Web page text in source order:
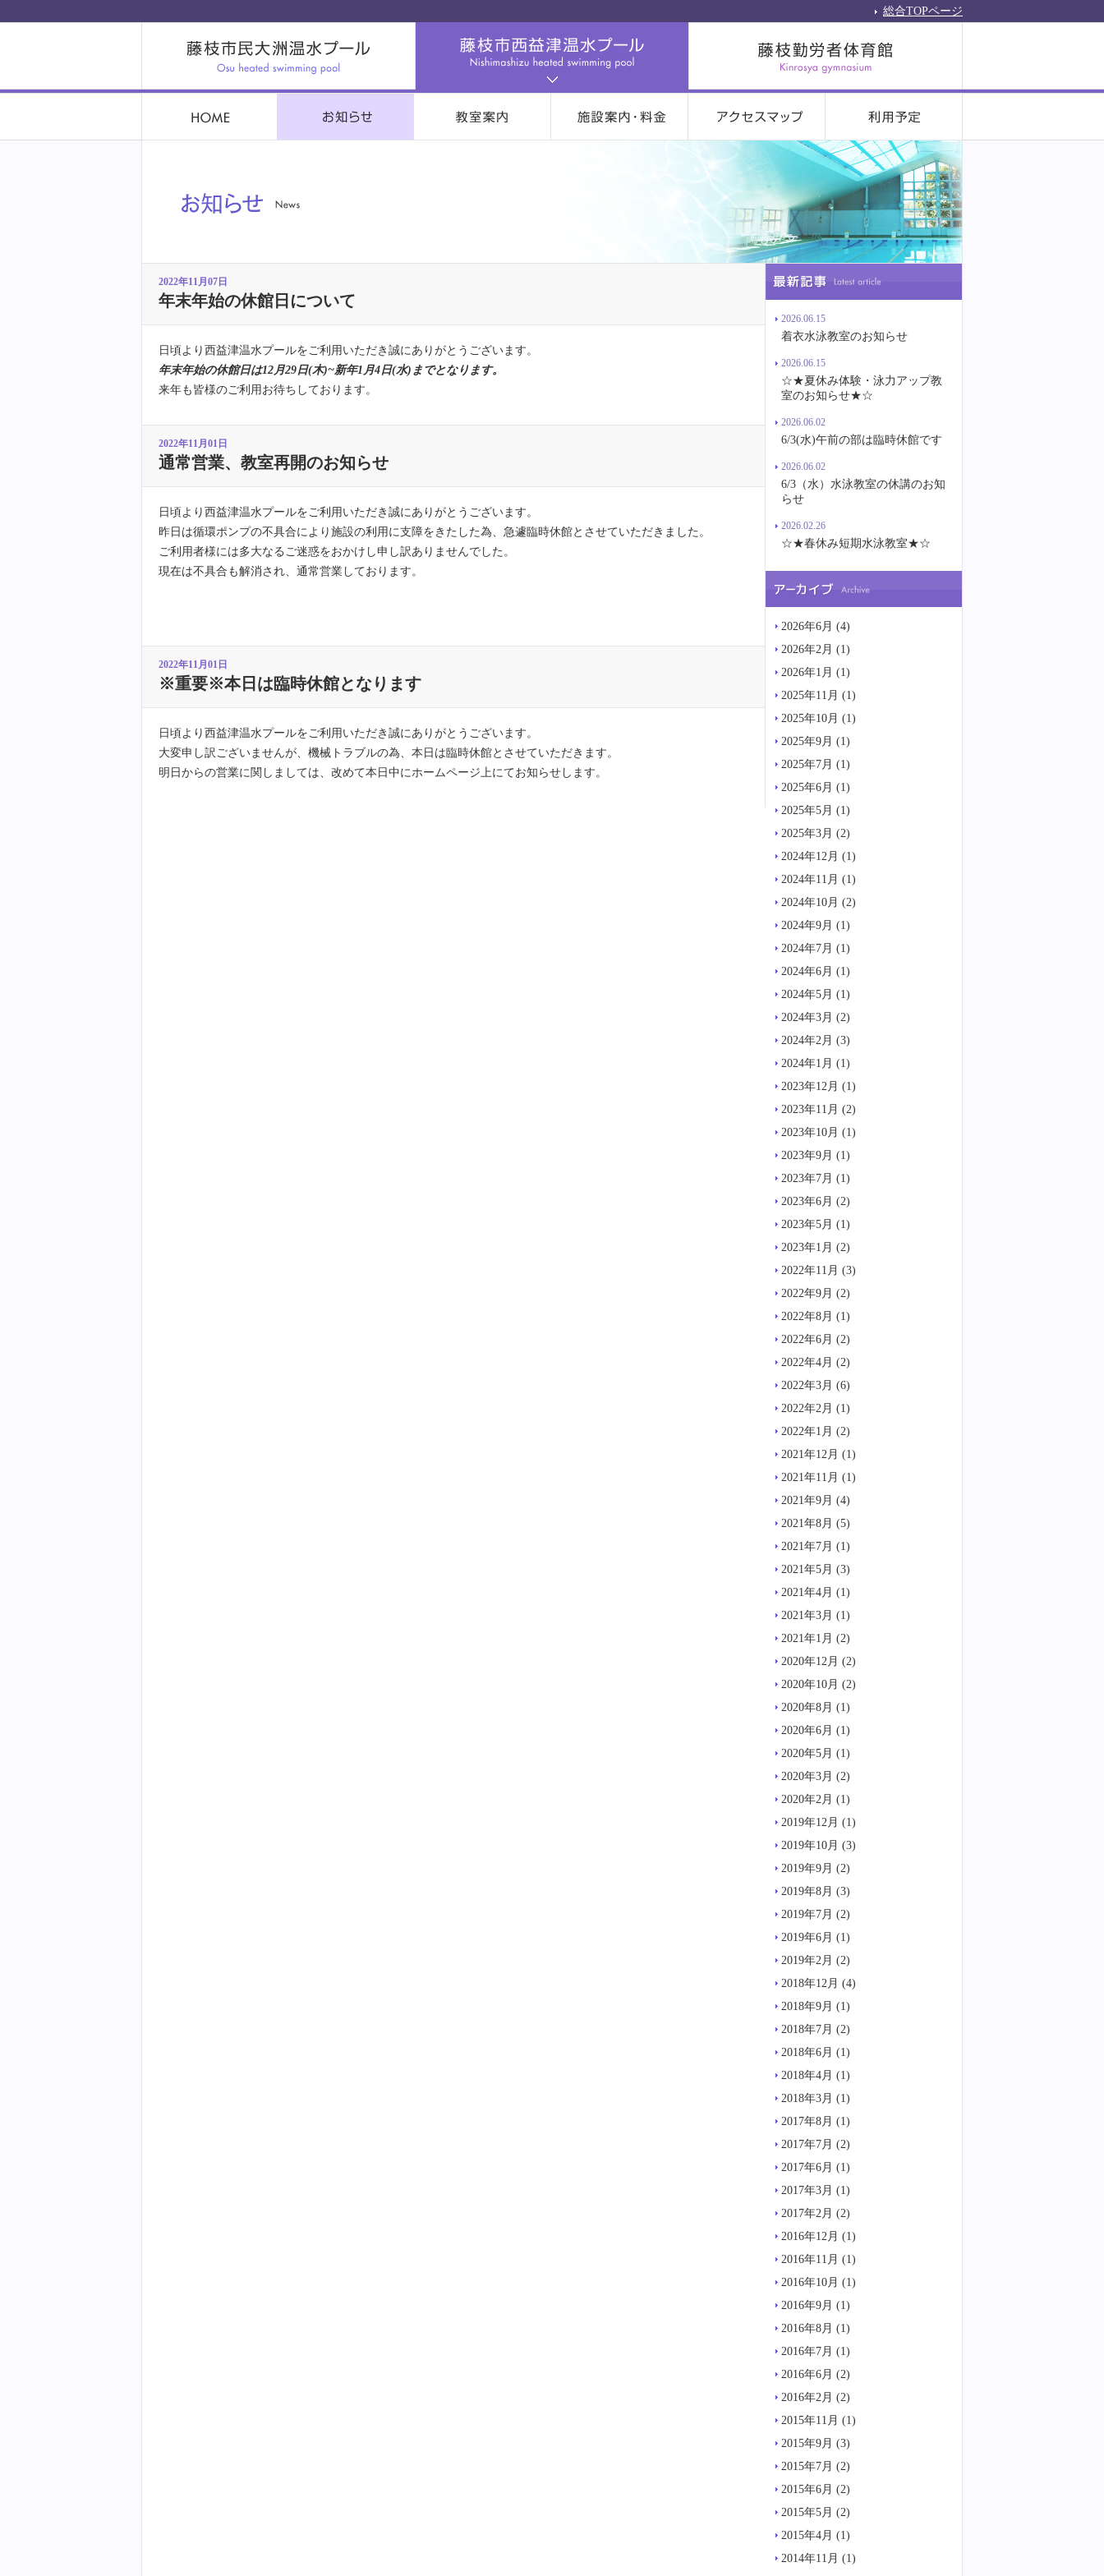
総合TOPページ
2022年11月07日
年末年始の休館日について
日頃より西益津温水プールをご利用いただき誠にありがとうございます。
年末年始の休館日は12月29日(木)~新年1月4日(水)までとなります。
来年も皆様のご利用お待ちしております。
2022年11月01日
通常営業、教室再開のお知らせ
日頃より西益津温水プールをご利用いただき誠にありがとうございます。
昨日は循環ポンプの不具合により施設の利用に支障をきたした為、急遽臨時休館とさせていただきました。
ご利用者様には多大なるご迷惑をおかけし申し訳ありませんでした。
現在は不具合も解消され、通常営業しております。
2022年11月01日
※重要※本日は臨時休館となります
日頃より西益津温水プールをご利用いただき誠にありがとうございます。
大変申し訳ございませんが、機械トラブルの為、本日は臨時休館とさせていただきます。
明日からの営業に関しましては、改めて本日中にホームページ上にてお知らせします。
2026.06.15
着衣水泳教室のお知らせ
2026.06.15
☆★夏休み体験・泳力アップ教
室のお知らせ★☆
2026.06.02
6/3(水)午前の部は臨時休館です
2026.06.02
6/3（水）水泳教室の休講のお知
らせ
2026.02.26
☆★春休み短期水泳教室★☆
2026年6月 (4)
2026年2月 (1)
2026年1月 (1)
2025年11月 (1)
2025年10月 (1)
2025年9月 (1)
2025年7月 (1)
2025年6月 (1)
2025年5月 (1)
2025年3月 (2)
2024年12月 (1)
2024年11月 (1)
2024年10月 (2)
2024年9月 (1)
2024年7月 (1)
2024年6月 (1)
2024年5月 (1)
2024年3月 (2)
2024年2月 (3)
2024年1月 (1)
2023年12月 (1)
2023年11月 (2)
2023年10月 (1)
2023年9月 (1)
2023年7月 (1)
2023年6月 (2)
2023年5月 (1)
2023年1月 (2)
2022年11月 (3)
2022年9月 (2)
2022年8月 (1)
2022年6月 (2)
2022年4月 (2)
2022年3月 (6)
2022年2月 (1)
2022年1月 (2)
2021年12月 (1)
2021年11月 (1)
2021年9月 (4)
2021年8月 (5)
2021年7月 (1)
2021年5月 (3)
2021年4月 (1)
2021年3月 (1)
2021年1月 (2)
2020年12月 (2)
2020年10月 (2)
2020年8月 (1)
2020年6月 (1)
2020年5月 (1)
2020年3月 (2)
2020年2月 (1)
2019年12月 (1)
2019年10月 (3)
2019年9月 (2)
2019年8月 (3)
2019年7月 (2)
2019年6月 (1)
2019年2月 (2)
2018年12月 (4)
2018年9月 (1)
2018年7月 (2)
2018年6月 (1)
2018年4月 (1)
2018年3月 (1)
2017年8月 (1)
2017年7月 (2)
2017年6月 (1)
2017年3月 (1)
2017年2月 (2)
2016年12月 (1)
2016年11月 (1)
2016年10月 (1)
2016年9月 (1)
2016年8月 (1)
2016年7月 (1)
2016年6月 (2)
2016年2月 (2)
2015年11月 (1)
2015年9月 (3)
2015年7月 (2)
2015年6月 (2)
2015年5月 (2)
2015年4月 (1)
2014年11月 (1)